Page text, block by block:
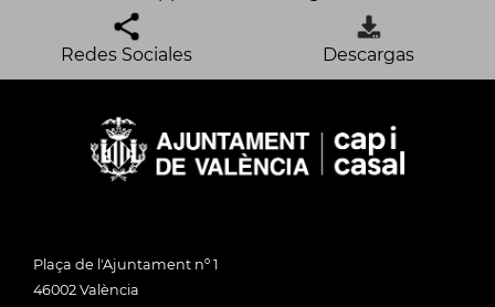
Redes Sociales Descargas
Plaça de l'Ajuntament nº 1
46002 València